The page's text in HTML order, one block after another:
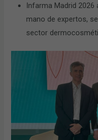
Infarma Madrid 2026
mano de expertos,
sector